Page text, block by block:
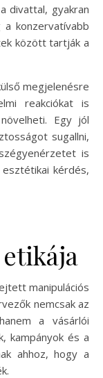
divattal, gyakran
konzervatívabb
között tartják a
megjelenésre
reakciókat is
Egy jól
sugallni,
is
kérdés,
manipulációs
nemcsak az
a vásárlói
kampányok és a
ahhoz, hogy a